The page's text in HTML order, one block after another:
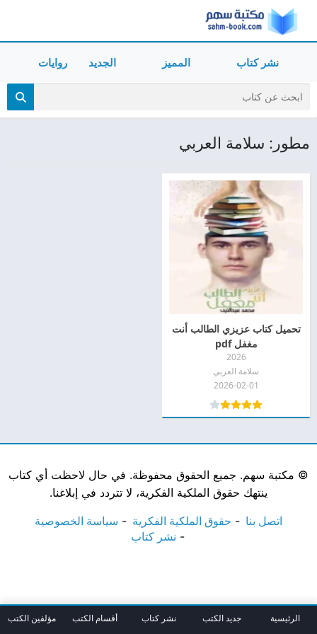
نشر كتاب المميز الجديد روايات
مطور: سلامة العربي
تحميل كتاب عزيزي الطالب أنت
مغفل pdf
2026
سلامة العربي
2026-02-01
© مكتبة سهم. جميع الحقوق محفوظة. في حال لاحظت أي كتاب
ينتهك حقوق الملكية الفكرية، لا تتردد في إبلاغنا.
اتصل بنا حقوق الملكية الفكرية
سياسة الخصوصية
نشر كتاب
الرئيسية جديد الكتب نشر كتاب أقسام الكتب مؤلفين الكتب